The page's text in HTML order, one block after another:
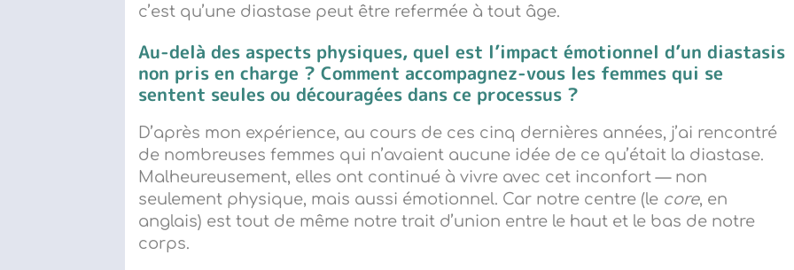
c’est qu’une diastase peut être refermée à tout âge.
Au-delà des aspects physiques, quel est l’impact émotionnel d’un diastasis
non pris en charge ? Comment accompagnez-vous les femmes qui se
sentent seules ou découragées dans ce processus ?
D’après mon expérience, au cours de ces cinq dernières années, j’ai rencontré
de nombreuses femmes qui n’avaient aucune idée de ce qu’était la diastase.
Malheureusement, elles ont continué à vivre avec cet inconfort — non
seulement physique, mais aussi émotionnel. Car notre centre (le core, en
anglais) est tout de même notre trait d’union entre le haut et le bas de notre
corps.